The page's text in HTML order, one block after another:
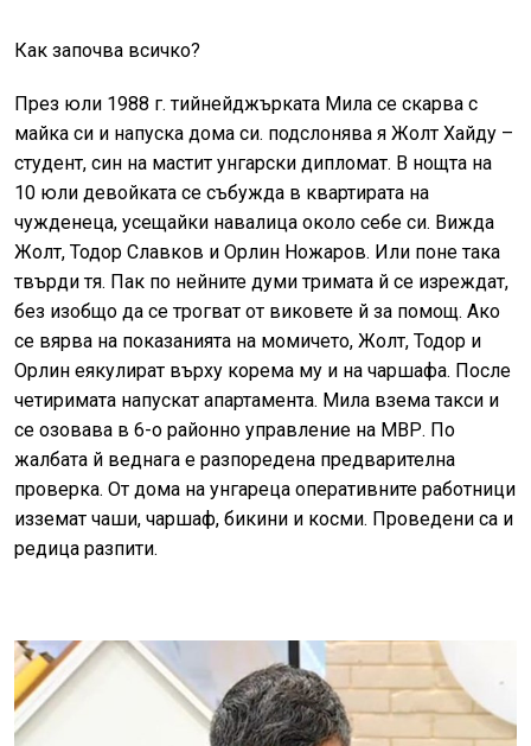
Как започва всичко?
През юли 1988 г. тийнейджърката Мила се скарва с
майка си и напуска дома си. подслонява я Жолт Хайду –
студент, син на мастит унгарски дипломат. В нощта на
10 юли девойката се събужда в квартирата на
чужденеца, усещайки навалица около себе си. Вижда
Жолт, Тодор Славков и Орлин Ножаров. Или поне така
твърди тя. Пак по нейните думи тримата й се изреждат,
без изобщо да се трогват от виковете й за помощ. Ако
се вярва на показанията на момичето, Жолт, Тодор и
Орлин еякулират върху корема му и на чаршафа. После
четиримата напускат апартамента. Мила взема такси и
се озовава в 6-о районно управление на МВР. По
жалбата й веднага е разпоредена предварителна
проверка. От дома на унгареца оперативните работници
изземат чаши, чаршаф, бикини и косми. Проведени са и
редица разпити.